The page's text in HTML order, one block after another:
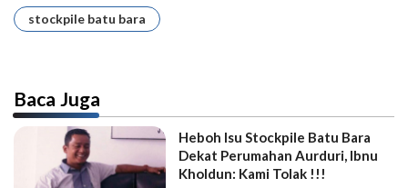
stockpile batu bara
Baca Juga
Heboh Isu Stockpile Batu Bara
Dekat Perumahan Aurduri, Ibnu
Kholdun: Kami Tolak !!!